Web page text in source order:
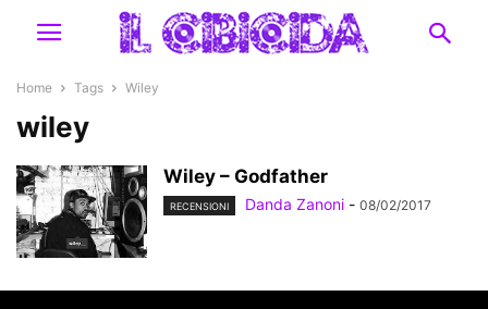
Home Tags Wiley
wiley
Wiley – Godfather
RECENSIONI Danda Zanoni - 08/02/2017